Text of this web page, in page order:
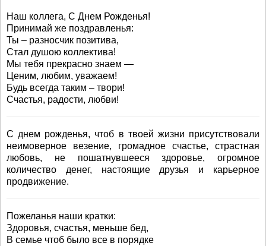
Наш коллега, С Днем Рожденья!
Принимай же поздравленья:
Ты – разносчик позитива,
Стал душою коллектива!
Мы тебя прекрасно знаем —
Ценим, любим, уважаем!
Будь всегда таким – твори!
Счастья, радости, любви!
С днем рожденья, чтоб в твоей жизни присутствовали
неимоверное везение, громадное счастье, страстная
любовь, не пошатнувшееся здоровье, огромное
количество денег, настоящие друзья и карьерное
продвижение.
Пожеланья наши кратки:
Здоровья, счастья, меньше бед,
В семье чтоб было все в порядке